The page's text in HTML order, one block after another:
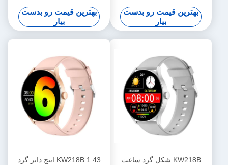
ساعت هوشمند شیک
بهترین قیمت رو بدست
بیار
تناسب اندام OEM ODM
بهترین قیمت رو بدست
بیار
KW218B شکل گرد ساعت
KW218B 1.43 اینچ دایر گرد